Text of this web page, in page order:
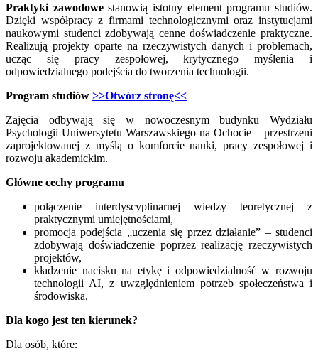
Praktyki zawodowestanowią istotny element programu studiów.
Dzięki współpracy z firmami technologicznymi oraz instytucjami
naukowymi studenci zdobywają cenne doświadczenie praktyczne.
Realizują projekty oparte na rzeczywistych danych i problemach,
ucząc się pracy zespołowej, krytycznego myślenia i
odpowiedzialnego podejścia do tworzenia technologii.
Program studiów >>Otwórz stronę<<
Zajęcia odbywają się w nowoczesnym budynku Wydziału
Psychologii Uniwersytetu Warszawskiego na Ochocie – przestrzeni
zaprojektowanej z myślą o komforcie nauki, pracy zespołowej i
rozwoju akademickim.
Główne cechy programu
połączenie interdyscyplinarnej wiedzy teoretycznej z
praktycznymi umiejętnościami,
promocja podejścia „uczenia się przez działanie” – studenci
zdobywają doświadczenie poprzez realizację rzeczywistych
projektów,
kładzenie nacisku na etykę i odpowiedzialność w rozwoju
technologii AI, z uwzględnieniem potrzeb społeczeństwa i
środowiska.
Dla kogo jest ten kierunek?
Dla osób, które: